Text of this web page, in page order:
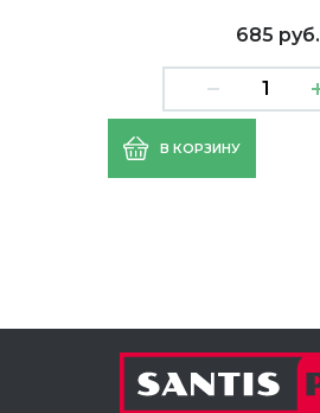
685 руб.
В КОРЗИНУ